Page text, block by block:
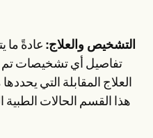
التشخيص والعلاج: عادةً
تفاصيل أي تشخيصات تم
العلاج المقابلة التي
هذا القسم الحالات